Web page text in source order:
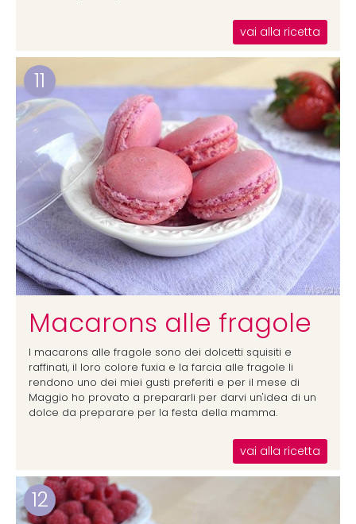
vai alla ricetta
11
Macarons alle fragole
I macarons alle fragole sono dei dolcetti squisiti e
raffinati, il loro colore fuxia e la farcia alle fragole li
rendono uno dei miei gusti preferiti e per il mese di
Maggio ho provato a prepararli per darvi un'idea di un
dolce da preparare per la festa della mamma.
vai alla ricetta
12